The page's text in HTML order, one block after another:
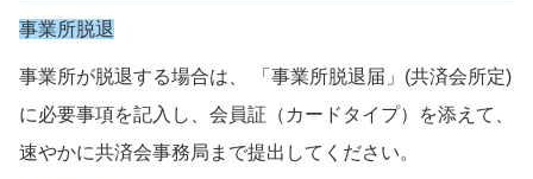
事業所脱退
事業所が脱退する場合は、 「事業所脱退届」(共済会所定)
に必要事項を記入し、会員証（カードタイプ）を添えて、
速やかに共済会事務局まで提出してください。